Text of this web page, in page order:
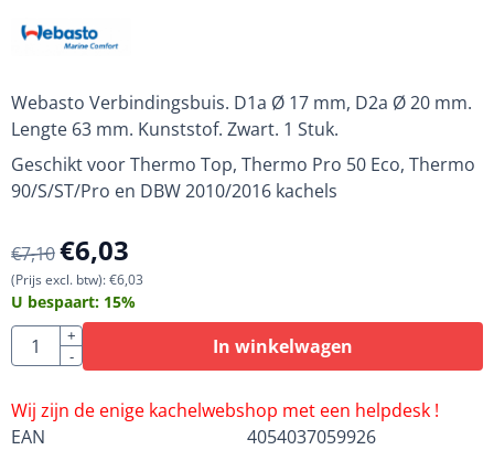
Webasto Verbindingsbuis. D1a Ø 17 mm, D2a Ø 20 mm.
Lengte 63 mm. Kunststof. Zwart. 1 Stuk.
Geschikt voor Thermo Top, Thermo Pro 50 Eco, Thermo
90/S/ST/Pro en DBW 2010/2016 kachels
€7,10€6,03
(Prijs excl. btw):€6,03
U bespaart: 15%
Aantal
+
-
In winkelwagen
Wij zijn de enige kachelwebshop met een helpdesk !
EAN
4054037059926